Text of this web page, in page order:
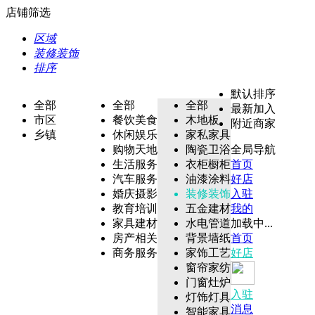
店铺筛选
区域
装修装饰
排序
全部
市区
乡镇
全部
餐饮美食
休闲娱乐
购物天地
生活服务
汽车服务
婚庆摄影
教育培训
家具建材
房产相关
商务服务
全部
木地板
家私家具
陶瓷卫浴
衣柜橱柜
油漆涂料
装修装饰
五金建材
水电管道
背景墙纸
家饰工艺
窗帘家纺
门窗灶炉
灯饰灯具
智能家具
默认排序
最新加入
附近商家
全局导航
首页
好店
入驻
我的
加载中...
首页
好店
入驻
消息